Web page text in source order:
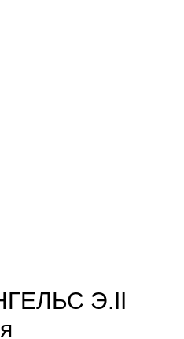
Э.II